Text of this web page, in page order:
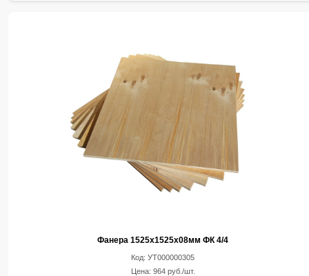
Фанера 1525х1525х08мм ФК 4/4
Код: УТ000000305
Цена: 964 руб./шт.